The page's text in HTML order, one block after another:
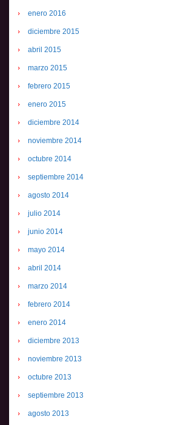
enero 2016
diciembre 2015
abril 2015
marzo 2015
febrero 2015
enero 2015
diciembre 2014
noviembre 2014
octubre 2014
septiembre 2014
agosto 2014
julio 2014
junio 2014
mayo 2014
abril 2014
marzo 2014
febrero 2014
enero 2014
diciembre 2013
noviembre 2013
octubre 2013
septiembre 2013
agosto 2013